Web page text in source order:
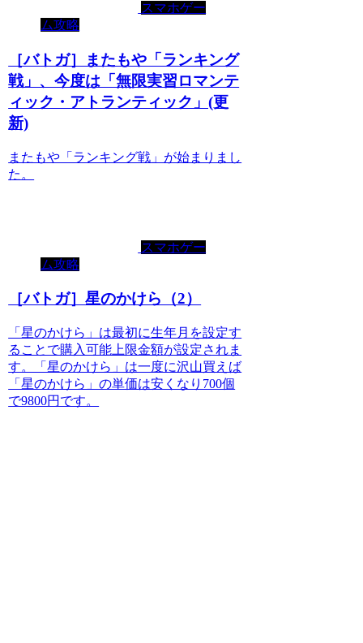
スマホゲー
ム攻略
［バトガ］またもや「ランキング
戦」、今度は「無限実習ロマンテ
ィック・アトランティック」(更
新)
またもや「ランキング戦」が始まりまし
た。
スマホゲー
ム攻略
［バトガ］星のかけら（2）
「星のかけら」は最初に生年月を設定す
ることで購入可能上限金額が設定されま
す。「星のかけら」は一度に沢山買えば
「星のかけら」の単価は安くなり700個
で9800円です。